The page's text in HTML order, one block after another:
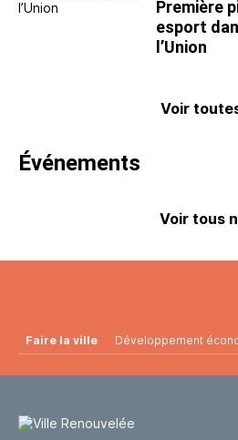
Première
esport
l’Union
Voir
Événements
Voir tous
Faire la ville Développement